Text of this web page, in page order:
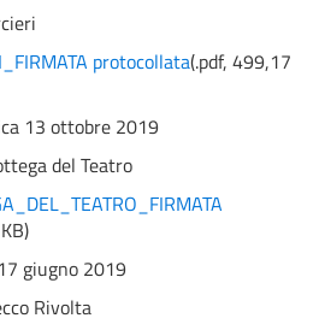
protocollata(.pdf, 499,17
13 ottobre 2019
del Teatro
)
giugno 2019
Rivolta